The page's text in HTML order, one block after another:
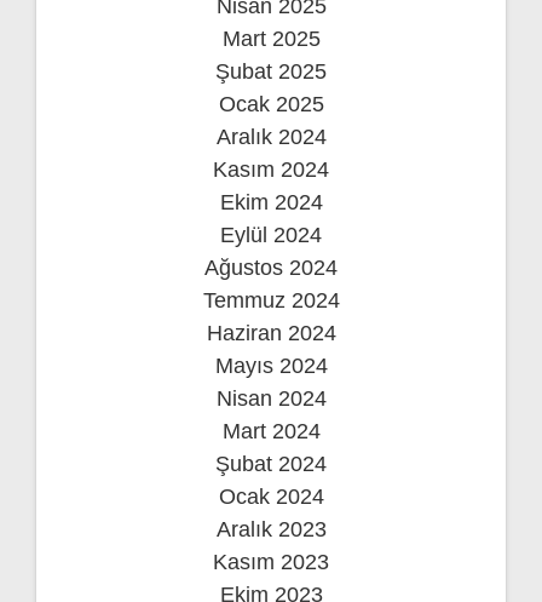
Nisan 2025
Mart 2025
Şubat 2025
Ocak 2025
Aralık 2024
Kasım 2024
Ekim 2024
Eylül 2024
Ağustos 2024
Temmuz 2024
Haziran 2024
Mayıs 2024
Nisan 2024
Mart 2024
Şubat 2024
Ocak 2024
Aralık 2023
Kasım 2023
Ekim 2023